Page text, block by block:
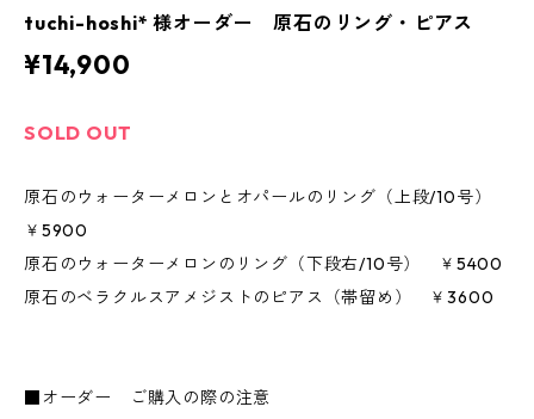
tuchi-hoshi* 様オーダー 原石のリング・ピアス
¥14,900
SOLD OUT
原石のウォーターメロンとオパールのリング（上段/10号）
￥5900
原石のウォーターメロンのリング（下段右/10号） ￥5400
原石のベラクルスアメジストのピアス（帯留め） ￥3600
■オーダー ご購入の際の注意